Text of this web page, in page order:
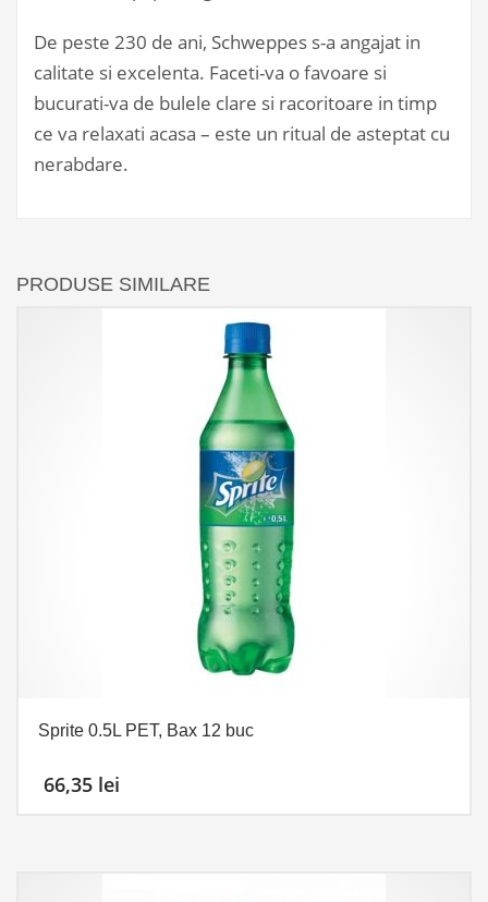
De peste 230 de ani, Schweppes s-a angajat in
calitate si excelenta. Faceti-va o favoare si
bucurati-va de bulele clare si racoritoare in timp
ce va relaxati acasa – este un ritual de asteptat cu
nerabdare.
PRODUSE SIMILARE
Sprite 0.5L PET, Bax 12 buc
66,35 lei